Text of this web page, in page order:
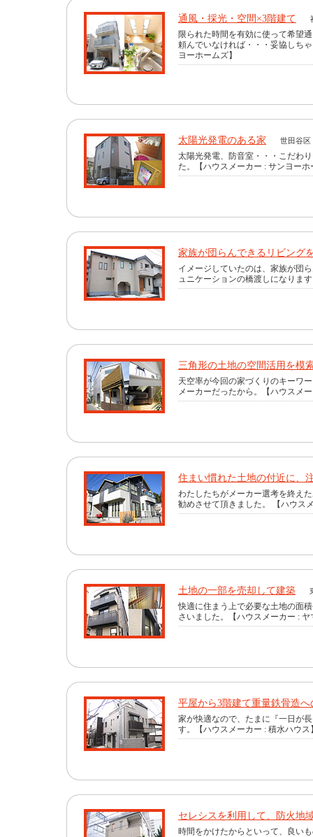
通風・採光・空間×3階建て
限られた時間を有効に使って希望
頼んでいなければ・・・妥協しち
ヨーホームズ】
太陽光発電のある家 世田谷区
太陽光発電、防音室・・・こだわ
た。【ハウスメーカー : サンヨーホ
家族が団らんできるリビング
イメージしていたのは、家族が団
ュニケーションの橋渡しになりま
三角形の土地の空間活用を模
天空率が今回の家づくりのキーワ
メーカーだったから。【ハウスメ
住まい慣れた土地の付近に、
わたしたちがメーカー選考を終え
勧めさせて頂きました。 【ハウス
土地の一部を売却して建築
快適に住まう上で必要な土地の面
さいました。【ハウスメーカー :
平屋から3階建て重量鉄骨造へ
家が快適なので、たまに『一日が
す。【ハウスメーカー : 積水ハウス
セレシスを利用して、防火地
時間をかけたからといって、良い